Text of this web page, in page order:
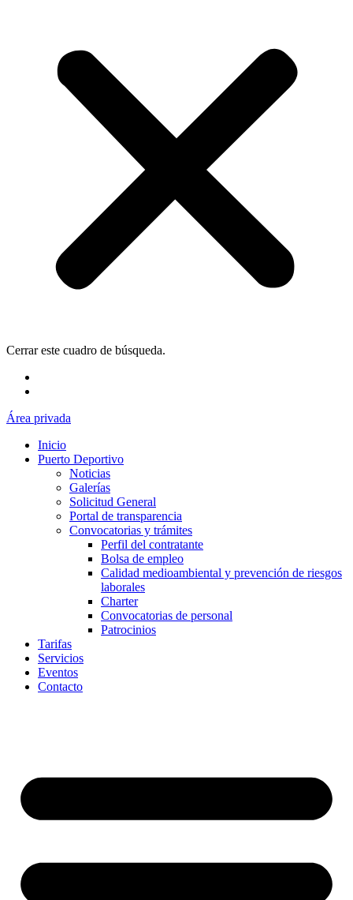
Cerrar este cuadro de búsqueda.
Área privada
Inicio
Puerto Deportivo
Noticias
Galerías
Solicitud General
Portal de transparencia
Convocatorias y trámites
Perfil del contratante
Bolsa de empleo
Calidad medioambiental y prevención de riesgos
laborales
Charter
Convocatorias de personal
Patrocinios
Tarifas
Servicios
Eventos
Contacto